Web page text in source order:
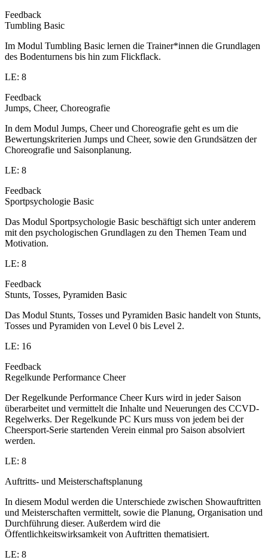
Feedback
Tumbling Basic
Im Modul Tumbling Basic lernen die Trainer*innen die Grundlagen
des Bodenturnens bis hin zum Flickflack.
LE: 8
Feedback
Jumps, Cheer, Choreografie
In dem Modul Jumps, Cheer und Choreografie geht es um die
Bewertungskriterien Jumps und Cheer, sowie den Grundsätzen der
Choreografie und Saisonplanung.
LE: 8
Feedback
Sportpsychologie Basic
Das Modul Sportpsychologie Basic beschäftigt sich unter anderem
mit den psychologischen Grundlagen zu den Themen Team und
Motivation.
LE: 8
Feedback
Stunts, Tosses, Pyramiden Basic
Das Modul Stunts, Tosses und Pyramiden Basic handelt von Stunts,
Tosses und Pyramiden von Level 0 bis Level 2.
LE: 16
Feedback
Regelkunde Performance Cheer
Der Regelkunde Performance Cheer Kurs wird in jeder Saison
überarbeitet und vermittelt die Inhalte und Neuerungen des CCVD-
Regelwerks. Der Regelkunde PC Kurs muss von jedem bei der
Cheersport-Serie startenden Verein einmal pro Saison absolviert
werden.
LE: 8
Auftritts- und Meisterschaftsplanung
In diesem Modul werden die Unterschiede zwischen Showauftritten
und Meisterschaften vermittelt, sowie die Planung, Organisation und
Durchführung dieser. Außerdem wird die
Öffentlichkeitswirksamkeit von Auftritten thematisiert.
LE: 8